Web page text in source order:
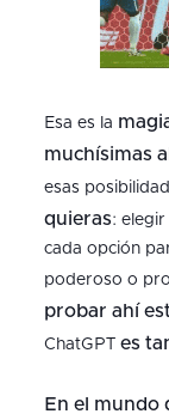
Esa es la
muchísimas
esas
quieras:
cada opción
poderoso o
probar ahí
ChatGPT es
En el mundo